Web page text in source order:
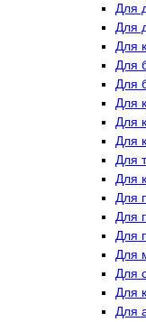
Для
Для
Для
Для
Для
Для
Для
Для
Для
Для
Для
Для
Для
Для
Для
Для
Для